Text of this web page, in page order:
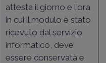
attesta il giorno e l'ora
in cui il modulo è stato
ricevuto dal servizio
informatico, deve
essere conservata e